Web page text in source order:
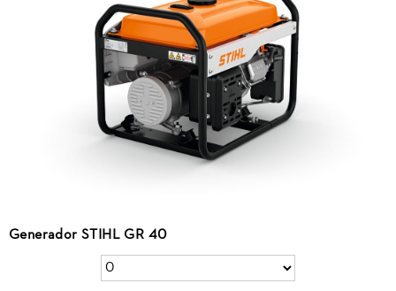
Generador STIHL GR 40